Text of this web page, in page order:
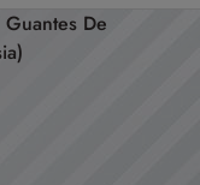
De